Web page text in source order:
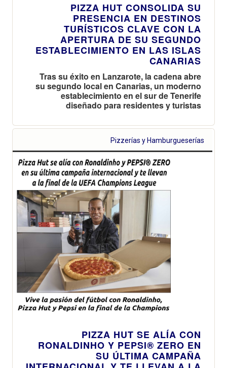
PIZZA HUT CONSOLIDA SU
PRESENCIA EN DESTINOS
TURÍSTICOS CLAVE CON LA
APERTURA DE SU SEGUNDO
ESTABLECIMIENTO EN LAS ISLAS
CANARIAS
Tras su éxito en Lanzarote, la cadena abre
su segundo local en Canarias, un moderno
establecimiento en el sur de Tenerife
diseñado para residentes y turistas
Pizzerías y Hamburgueserías
PIZZA HUT SE ALÍA CON
RONALDINHO Y PEPSI® ZERO EN
SU ÚLTIMA CAMPAÑA